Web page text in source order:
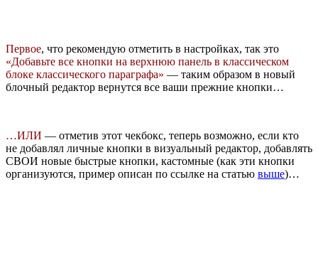
Первое, что рекомендую отметить в настройках, так это
«Добавьте все кнопки на верхнюю панель в классическом
блоке классического параграфа» — таким образом в новый
блочный редактор вернутся все ваши прежние кнопки…
…ИЛИ — отметив этот чекбокс, теперь возможно, если кто
не добавлял личные кнопки в визуальный редактор, добавлять
СВОИ новые быстрые кнопки, кастомные (как эти кнопки
организуются, пример описан по ссылке на статью выше)…